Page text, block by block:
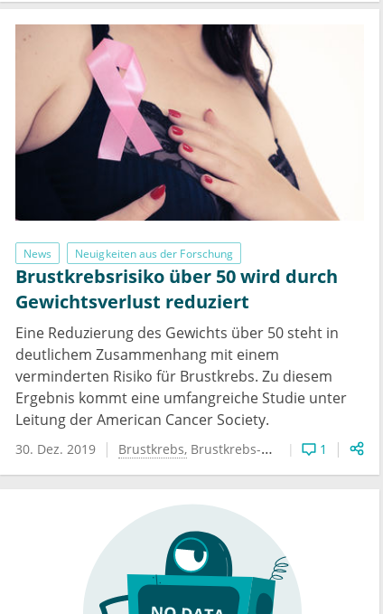
News Neuigkeiten aus der Forschung
Brustkrebsrisiko über 50 wird durch
Gewichtsverlust reduziert
Eine Reduzierung des Gewichts über 50 steht in
deutlichem Zusammenhang mit einem
verminderten Risiko für Brustkrebs. Zu diesem
Ergebnis kommt eine umfangreiche Studie unter
Leitung der American Cancer Society.
30. Dez. 2019 Brustkrebs Brustkrebs-Risiko Übergewicht
1